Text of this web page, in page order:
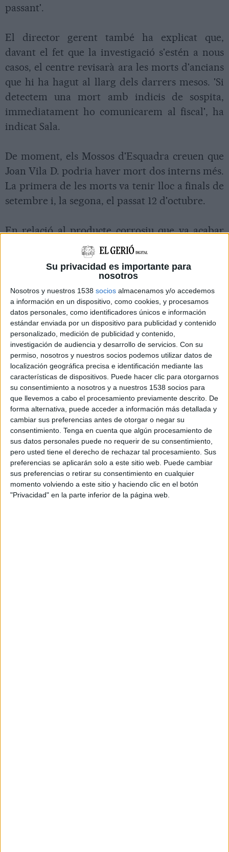
Su privacidad es importante para
nosotros
Nosotros y nuestros 1538 socios almacenamos y/o accedemos
a información en un dispositivo, como cookies, y procesamos
datos personales, como identificadores únicos e información
estándar enviada por un dispositivo para publicidad y contenido
personalizado, medición de publicidad y contenido,
investigación de audiencia y desarrollo de servicios. Con su
permiso, nosotros y nuestros socios podemos utilizar datos de
localización geográfica precisa e identificación mediante las
características de dispositivos. Puede hacer clic para otorgarnos
su consentimiento a nosotros y a nuestros 1538 socios para
que llevemos a cabo el procesamiento previamente descrito. De
forma alternativa, puede acceder a información más detallada y
cambiar sus preferencias antes de otorgar o negar su
consentimiento. Tenga en cuenta que algún procesamiento de
sus datos personales puede no requerir de su consentimiento,
pero usted tiene el derecho de rechazar tal procesamiento. Sus
preferencias se aplicarán solo a este sitio web. Puede cambiar
sus preferencias o retirar su consentimiento en cualquier
momento volviendo a este sitio y haciendo clic en el botón
"Privacidad" en la parte inferior de la página web.
passant'.
El director gerent també ha explicat que,
davant el fet que la investigació s'estén a nous
casos, el centre revisarà ara les morts d'ancians
que hi ha hagut al llarg dels darrers mesos. 'Si
detectem una mort amb indicis de sospita,
immediatament ho comunicarem al fiscal', ha
indicat Sala.
De moment, els Mossos d'Esquadra creuen que
Joan Vila D. podria haver mort dos interns més.
La primera de les morts va tenir lloc a finals de
setembre i, la segona, el passat 12 d'octubre.
En relació al producte corrosiu que va acabar
amb la vida de l'anciana de 85 anys aquest cap
de setmana passat, el director gerent ha
explicat que al geriàtric no es fa servir
salfumant. Sí que ha dit, però, que al centre
s'utilitza lleixiu a l'hora de rentar la roba.
'Tenim un pla de neteja, i allà hi ha registrats
els productes que es fan servir', ha precisat.
Missatge de tranquil·litat
El director gerent ha llançat un missatge de
tranquil·litat als interns i als familiars dels
ancians que s'allotgen al geriàtric. 'Tenim un
personal molt professional, que ara ho està
passant molt malament; però el centre treballa
per garantir la millor atenció als interns, i
col·laborarem amb tot el que calgui perquè
s'esclareixin els fets', ha indicat Joan Sala.